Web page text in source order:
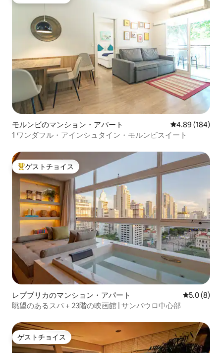
モルンビのマンション・アパート レビュー184
4.89 (184)
1 ワンダフル・アインシュタイン・モルンビスイート
大好評のゲストチョイスです。
ゲストチョイス
レプブリカのマンション・アパート レビュー8
5.0 (8)
眺望のあるスパ + 23階の映画館 | サンパウロ中心部
ゲストチョイス
ゲストチョイス